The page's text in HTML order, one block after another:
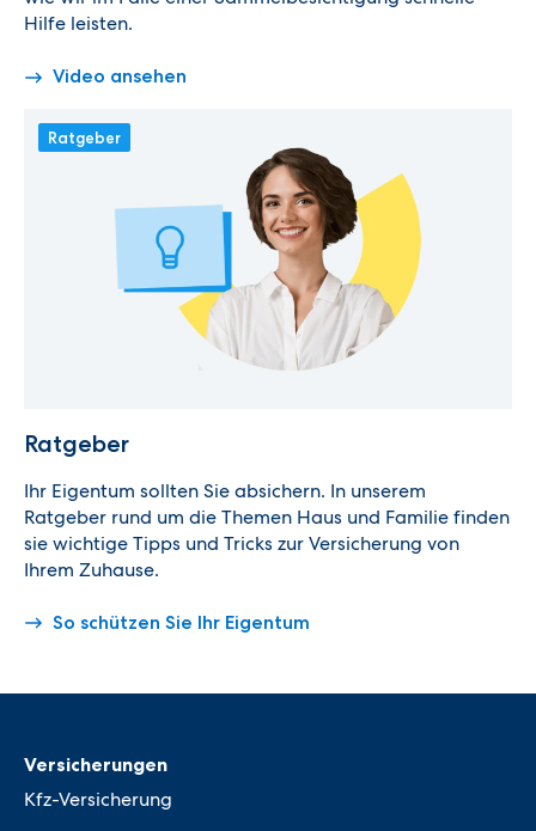
Hilfe leisten.
Video ansehen
Ratgeber
Ratgeber
Ihr Eigentum sollten Sie absichern. In unserem
Ratgeber rund um die Themen Haus und Familie finden
sie wichtige Tipps und Tricks zur Versicherung von
Ihrem Zuhause.
So schützen Sie Ihr Eigentum
Versicherungen
Kfz-Versicherung